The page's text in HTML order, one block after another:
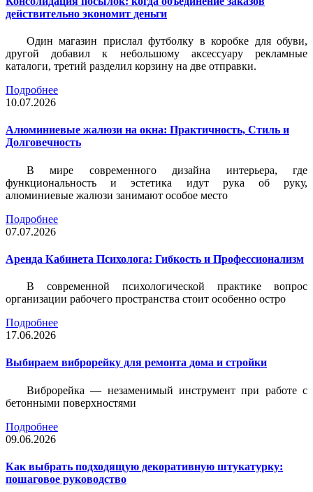
действительно экономит деньги
Один магазин прислал футболку в коробке для обуви,
другой добавил к небольшому аксессуару рекламные
каталоги, третий разделил корзину на две отправки.
Подробнее
10.07.2026
Алюминиевые жалюзи на окна: Практичность, Стиль и
Долговечность
В мире современного дизайна интерьера, где
функциональность и эстетика идут рука об руку,
алюминиевые жалюзи занимают особое место
Подробнее
07.07.2026
Аренда Кабинета Психолога: Гибкость и Профессионализм
В современной психологической практике вопрос
организации рабочего пространства стоит особенно остро
Подробнее
17.06.2026
Выбираем виброрейку для ремонта дома и стройки
Виброрейка — незаменимый инструмент при работе с
бетонными поверхностями
Подробнее
09.06.2026
Как выбрать подходящую декоративную штукатурку:
пошаговое руководство